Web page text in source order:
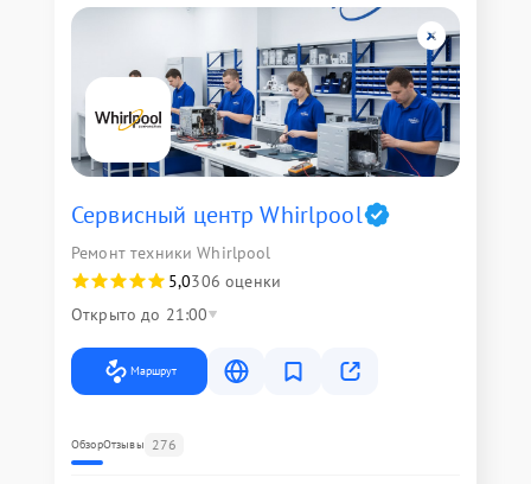
Сервисный центр Whirlpool
Ремонт техники Whirlpool
5,0306 оценки
Открыто до 21:00
Маршрут
ОбзорОтзывы 276